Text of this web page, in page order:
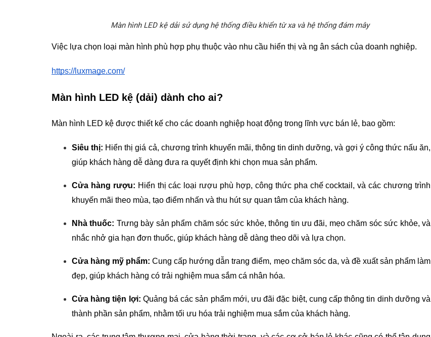
Màn hình LED kệ dải sử dụng hệ thống điều khiển từ xa và hệ thống đám mây
Việc lựa chọn loại màn hình phù hợp phụ thuộc vào nhu cầu hiển thị và ng ân sách của doanh nghiệp.
https://luxmage.com/
Màn hình LED kệ (dải) dành cho ai?
Màn hình LED kệ được thiết kế cho các doanh nghiệp hoạt động trong lĩnh vực bán lẻ, bao gồm:
Siêu thị: Hiển thị giá cả, chương trình khuyến mãi, thông tin dinh dưỡng, và gợi ý công thức nấu ăn,
giúp khách hàng dễ dàng đưa ra quyết định khi chọn mua sản phẩm.
Cửa hàng rượu: Hiển thị các loại rượu phù hợp, công thức pha chế cocktail, và các chương trình
khuyến mãi theo mùa, tạo điểm nhấn và thu hút sự quan tâm của khách hàng.
Nhà thuốc: Trưng bày sản phẩm chăm sóc sức khỏe, thông tin ưu đãi, mẹo chăm sóc sức khỏe, và
nhắc nhở gia hạn đơn thuốc, giúp khách hàng dễ dàng theo dõi và lựa chọn.
Cửa hàng mỹ phẩm: Cung cấp hướng dẫn trang điểm, mẹo chăm sóc da, và đề xuất sản phẩm làm
đẹp, giúp khách hàng có trải nghiệm mua sắm cá nhân hóa.
Cửa hàng tiện lợi: Quảng bá các sản phẩm mới, ưu đãi đặc biệt, cung cấp thông tin dinh dưỡng và
thành phần sản phẩm, nhằm tối ưu hóa trải nghiệm mua sắm của khách hàng.